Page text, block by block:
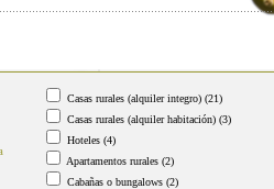
Casas rurales (alquiler integro) (21)
Casas rurales (alquiler habitación) (3)
Hoteles (4)
Apartamentos rurales (2)
Cabañas o bungalows (2)